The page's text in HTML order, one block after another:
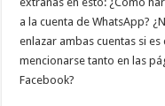
a la cuenta de WhatsApp?
enlazar ambas cuentas si
mencionarse tanto en las
Facebook?